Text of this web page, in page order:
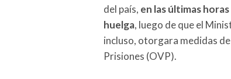
del país, en las últimas
huelga, luego de que el
incluso, otorgara medidas
Prisiones (OVP).